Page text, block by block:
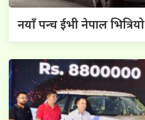
नयाँ पन्च ईभी नेपाल भित्रियो